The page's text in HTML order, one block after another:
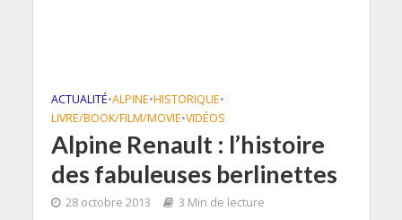
ACTUALITÉ•ALPINE•HISTORIQUE•
LIVRE/BOOK/FILM/MOVIE•VIDÉOS
Alpine Renault : l’histoire
des fabuleuses berlinettes
28 octobre 2013 3 Min de lecture